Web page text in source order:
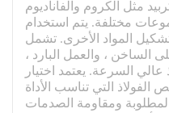
مثل الكروم والفاناديوم
مختلفة. يتم استخدام
المواد الأخرى. تشمل
الساخن ، والعمل البارد ،
عالي السرعة. يعتمد اختيار
التي تناسب الأداة
ومقاومة الصدمات